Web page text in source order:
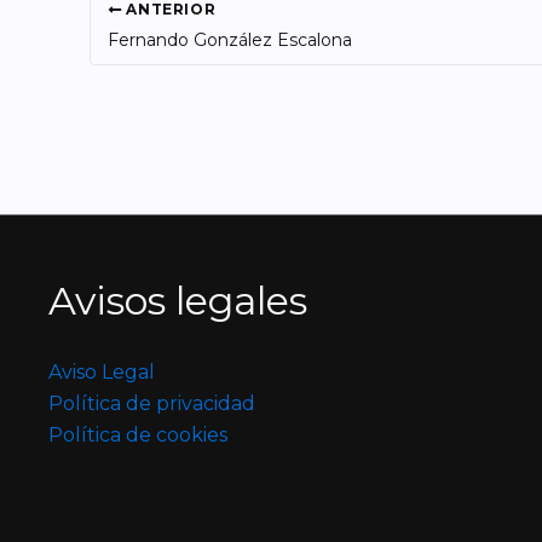
ANTERIOR
Fernando González Escalona
Avisos legales
Aviso Legal
Política de privacidad
Política de cookies